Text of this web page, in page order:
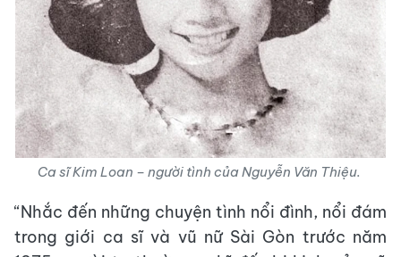
Ca sĩ Kim Loan – người tình của Nguyễn Văn Thiệu.
“Nhắc đến những chuyện tình nổi đình, nổi đám
trong giới ca sĩ và vũ nữ Sài Gòn trước năm